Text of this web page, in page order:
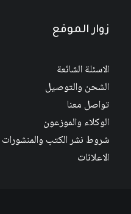
زوار الموقع
الاسئلة الشائعة
الشحن والتوصيل
تواصل معنا
الوكلاء والموزعون
شروط نشر الكتب والمنشورات
الاعلانات